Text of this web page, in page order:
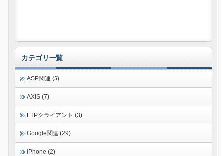
カテゴリ一覧
ASP関連 (5)
AXIS (7)
FTPクライアント (3)
Google関連 (29)
iPhone (2)